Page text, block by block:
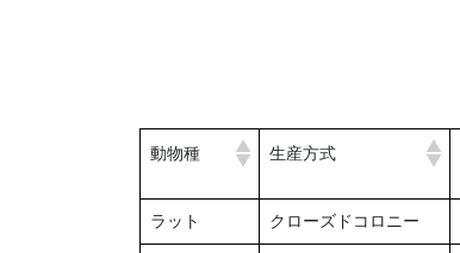
動物種 生産方式
ラット クローズドコロニー